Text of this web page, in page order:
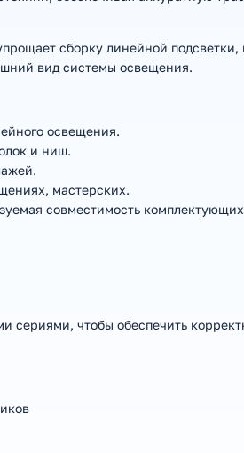
сборку линейной
вид системы освещения.
освещения.
и ниш.
мастерских.
совместимость
сериями, чтобы обеспечить